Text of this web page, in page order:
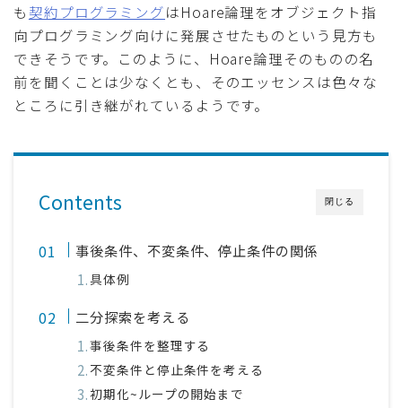
も 契約プログラミングはHoare論理をオブジェクト指
向プログラミング向けに発展させたものという見方も
できそうです。このように、Hoare論理そのものの名
前を聞くことは少なくとも、そのエッセンスは色々な
ところに引き継がれているようです。
閉じる
Contents
事後条件、不変条件、停止条件の関係
具体例
二分探索を考える
事後条件を整理する
不変条件と停止条件を考える
初期化~ループの開始まで